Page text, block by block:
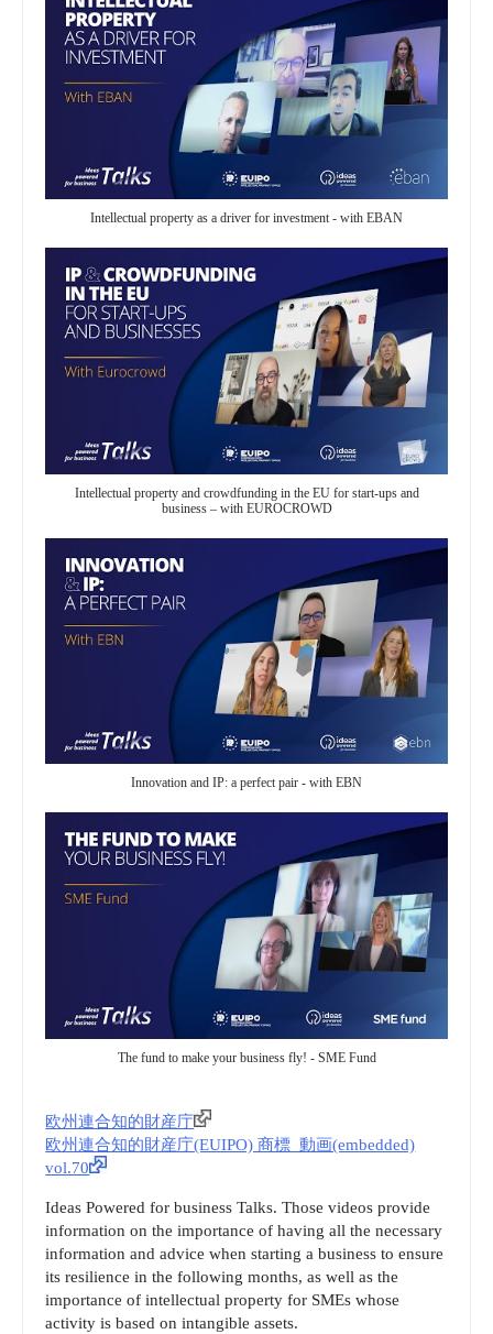
Intellectual property as a driver for investment - with EBAN
Intellectual property and crowdfunding in the EU for start-ups and
business – with EUROCROWD
Innovation and IP: a perfect pair - with EBN
The fund to make your business fly! - SME Fund
欧州連合知的財産庁
欧州連合知的財産庁(EUIPO) 商標_動画(embedded)
vol.70
Ideas Powered for business Talks. Those videos provide
information on the importance of having all the necessary
information and advice when starting a business to ensure
its resilience in the following months, as well as the
importance of intellectual property for SMEs whose
activity is based on intangible assets.